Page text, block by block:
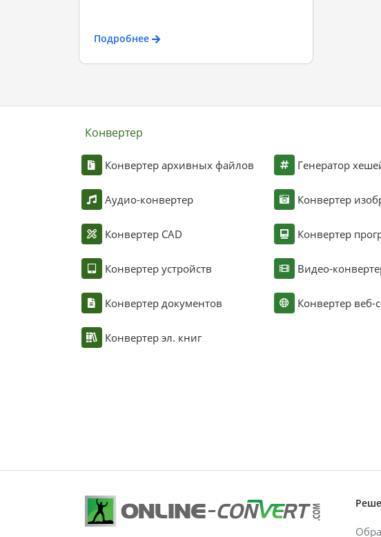
Подробнее
Конвертер
Конвертер архивных файлов
Аудио-конвертер
Конвертер CAD
Конвертер устройств
Конвертер документов
Конвертер эл. книг
Генератор
Конвертер
Конвертер
Видео-
Конвертер веб-